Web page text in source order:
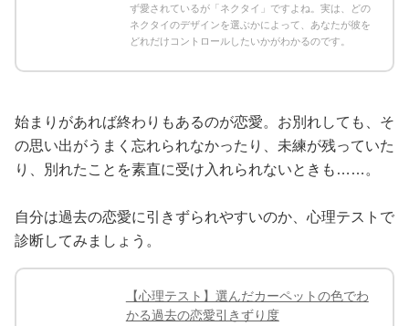
ず愛されているが「ネクタイ」ですよね。実は、どの
ネクタイのデザインを選ぶかによって、あなたが彼を
どれだけコントロールしたいかがわかるのです。
始まりがあれば終わりもあるのが恋愛。お別れしても、そ
の思い出がうまく忘れられなかったり、未練が残っていた
り、別れたことを素直に受け入れられないときも……。
自分は過去の恋愛に引きずられやすいのか、心理テストで
診断してみましょう。
【心理テスト】選んだカーペットの色でわ
かる過去の恋愛引きずり度